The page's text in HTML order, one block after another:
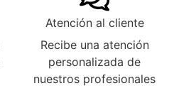
Atención al cliente
Recibe una atención
personalizada de
nuestros profesionales